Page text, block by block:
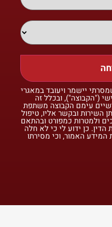
יישמר ויעובד במאגרי
("הקבוצה"), ובכלל זה
עימם הקבוצה משתפת
השירות ובקשר אליו, טיפול
ולמטרות כמפורט ובהתאם
הדין. כן ידוע לי כי לא חלה
המידע האמור, וכי מסירתו